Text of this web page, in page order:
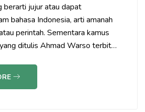
berarti jujur atau dapat
bahasa Indonesia, arti amanah
perintah. Sementara kamus
ditulis Ahmad Warso terbit…